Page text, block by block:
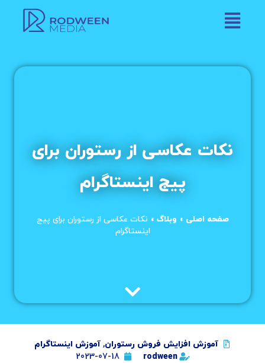
نکات عکاسی از رستوران برای
پیج اینستاگرام
صفحه اصلی » وبلاگ » نکات عکاسی از رستوران برای پیج
اینستاگرام
آموزش افزایش فروش رستوران, آموزش اینستاگرام
rodween
2023-07-18